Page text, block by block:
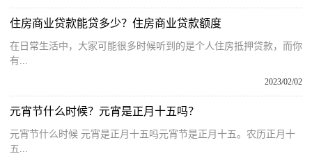
住房商业贷款能贷多少？住房商业贷款额度
在日常生活中，大家可能很多时候听到的是个人住房抵押贷款，而你
有...
2023/02/02
元宵节什么时候？元宵是正月十五吗？
元宵节什么时候 元宵是正月十五吗元宵节是正月十五。农历正月十
五...